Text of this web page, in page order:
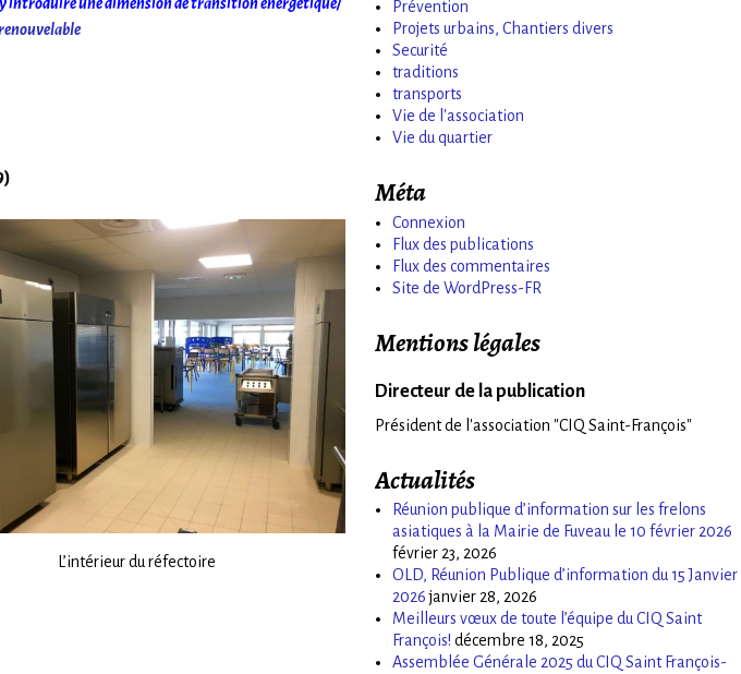
L’intérieur du réfectoire
Prévention
Projets urbains, Chantiers divers
Securité
traditions
transports
Vie de l'association
Vie du quartier
Méta
Connexion
Flux des publications
Flux des commentaires
Site de WordPress-FR
Mentions légales
Directeur de la publication
Président de l'association "CIQ Saint-François"
Actualités
Réunion publique d’information sur les frelons
asiatiques à la Mairie de Fuveau le 10 février 2026
février 23, 2026
OLD, Réunion Publique d’information du 15 Janvier
2026 janvier 28, 2026
Meilleurs vœux de toute l’équipe du CIQ Saint
François! décembre 18, 2025
Assemblée Générale 2025 du CIQ Saint François-